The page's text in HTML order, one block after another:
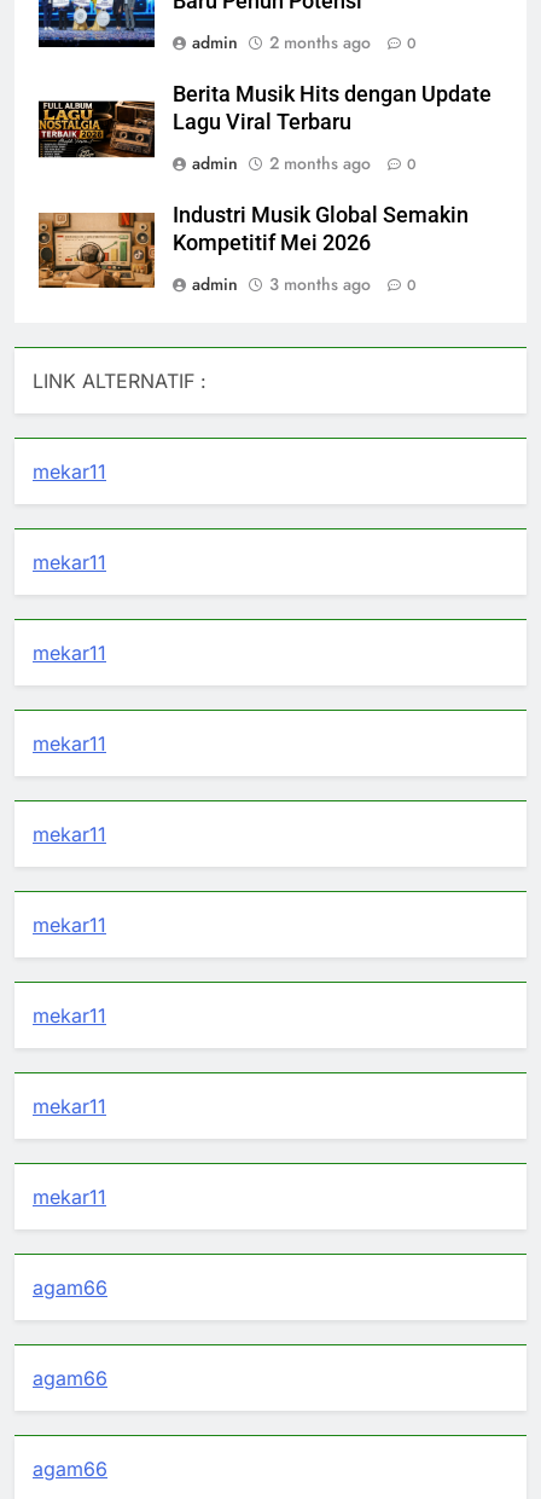
admin
2 months ago 0
Berita Musik Hits dengan Update
Lagu Viral Terbaru
admin
2 months ago 0
Industri Musik Global Semakin
Kompetitif Mei 2026
admin
3 months ago 0
LINK ALTERNATIF :
mekar11
mekar11
mekar11
mekar11
mekar11
mekar11
mekar11
mekar11
mekar11
agam66
agam66
agam66